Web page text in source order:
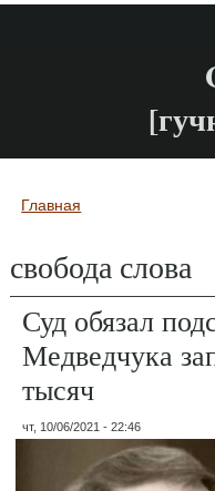
Вы здесь
Главная
свобода слова
Суд обязал
Медведчука
тысяч
чт, 10/06/2021 - 22:46